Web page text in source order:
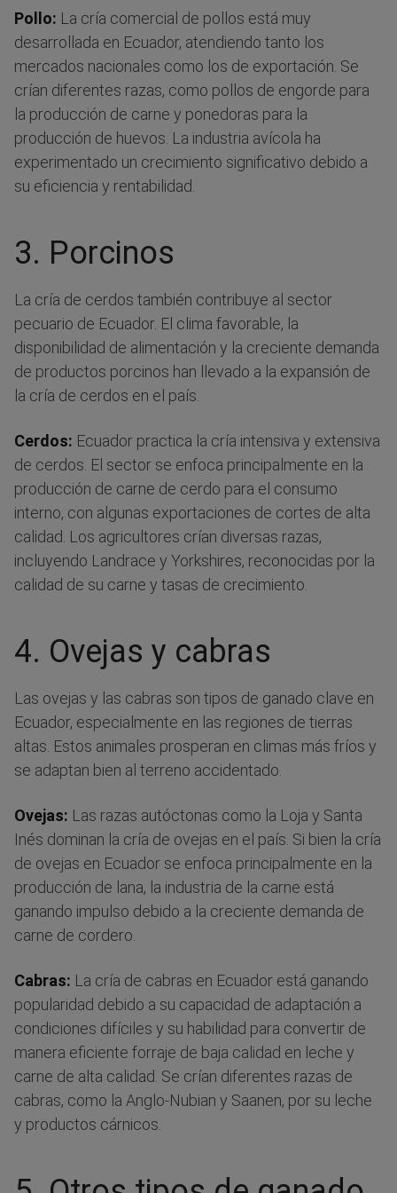
Pollo: La cría comercial de pollos está muy
desarrollada en Ecuador, atendiendo tanto los
mercados nacionales como los de exportación. Se
crían diferentes razas, como pollos de engorde para
la producción de carne y ponedoras para la
producción de huevos. La industria avícola ha
experimentado un crecimiento significativo debido a
su eficiencia y rentabilidad.
3. Porcinos
La cría de cerdos también contribuye al sector
pecuario de Ecuador. El clima favorable, la
disponibilidad de alimentación y la creciente demanda
de productos porcinos han llevado a la expansión de
la cría de cerdos en el país.
Cerdos: Ecuador practica la cría intensiva y extensiva
de cerdos. El sector se enfoca principalmente en la
producción de carne de cerdo para el consumo
interno, con algunas exportaciones de cortes de alta
calidad. Los agricultores crían diversas razas,
incluyendo Landrace y Yorkshires, reconocidas por la
calidad de su carne y tasas de crecimiento.
4. Ovejas y cabras
Las ovejas y las cabras son tipos de ganado clave en
Ecuador, especialmente en las regiones de tierras
altas. Estos animales prosperan en climas más fríos y
se adaptan bien al terreno accidentado.
Ovejas: Las razas autóctonas como la Loja y Santa
Inés dominan la cría de ovejas en el país. Si bien la cría
de ovejas en Ecuador se enfoca principalmente en la
producción de lana, la industria de la carne está
ganando impulso debido a la creciente demanda de
carne de cordero.
Cabras: La cría de cabras en Ecuador está ganando
popularidad debido a su capacidad de adaptación a
condiciones difíciles y su habilidad para convertir de
manera eficiente forraje de baja calidad en leche y
carne de alta calidad. Se crían diferentes razas de
cabras, como la Anglo-Nubian y Saanen, por su leche
y productos cárnicos.